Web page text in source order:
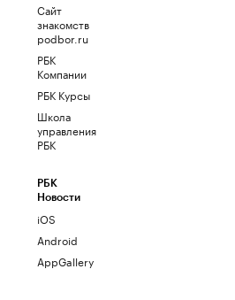
Сайт
знакомств
podbor.ru
РБК
Компании
РБК Курсы
Школа
управления
РБК
РБК
Новости
iOS
Android
AppGallery